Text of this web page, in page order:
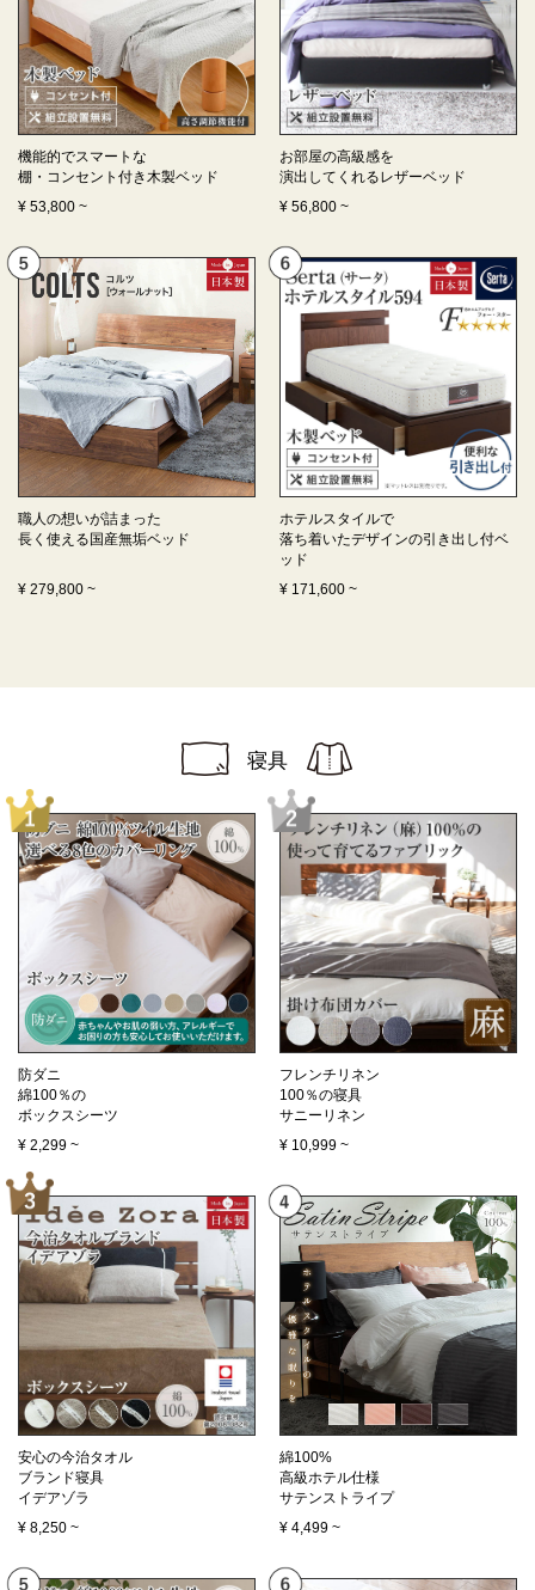
機能的でスマートな
棚・コンセント付き木製ベッド
¥ 53,800 ~
お部屋の高級感を
演出してくれるレザーベッド
¥ 56,800 ~
職人の想いが詰まった
長く使える 国産無垢ベッド
¥ 279,800 ~
ホテルスタイルで
落ち着いたデザインの引き出し付ベ
ッド
¥ 171,600 ~
寝具
防ダニ
綿100％の
ボックスシーツ
¥ 2,299 ~
フレンチリネン
100％の寝具
サニーリネン
¥ 10,999 ~
安心の今治タオル
ブランド寝具
イデアゾラ
¥ 8,250 ~
綿100%
高級ホテル仕様
サテンストライプ
¥ 4,499 ~